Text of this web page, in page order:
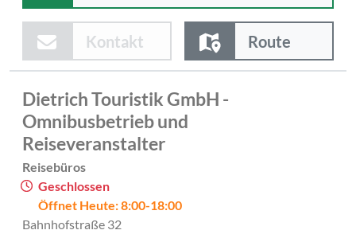
Kontakt Route
Dietrich Touristik GmbH -
Omnibusbetrieb und
Reiseveranstalter
Reisebüros
Geschlossen
Öffnet Heute: 8:00-18:00
Bahnhofstraße 32